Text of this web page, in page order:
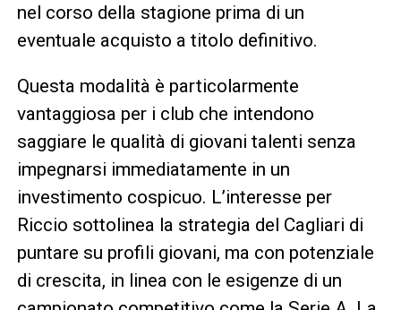
nel corso della stagione prima di un
eventuale acquisto a titolo definitivo.
Questa modalità è particolarmente
vantaggiosa per i club che intendono
saggiare le qualità di giovani talenti senza
impegnarsi immediatamente in un
investimento cospicuo. L’interesse per
Riccio sottolinea la strategia del Cagliari di
puntare su profili giovani, ma con potenziale
di crescita, in linea con le esigenze di un